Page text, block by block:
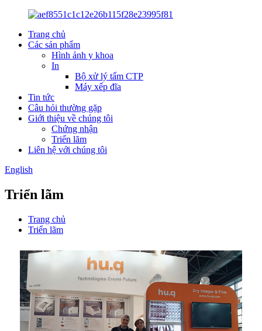
Trang chủ
Các sản phẩm
Hình ảnh y khoa
In
Bộ xử lý tấm CTP
Máy xếp đĩa
Tin tức
Câu hỏi thường gặp
Giới thiệu về chúng tôi
Chứng nhận
Triển lãm
Liên hệ với chúng tôi
English
Triển lãm
Trang chủ
Triển lãm